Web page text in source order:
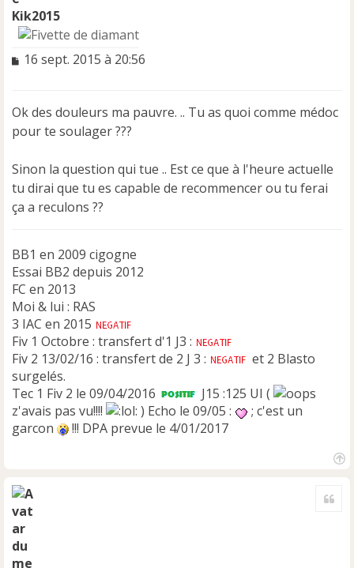
Kik2015
M
s
a
g
n
o
n
l
16 sept. 2015 à 20:56
Ok des douleurs ma pauvre. .. Tu as quoi comme médoc
pour te soulager ???
Sinon la question qui tue .. Est ce que à l'heure actuelle
tu dirai que tu es capable de recommencer ou tu ferai
ça a reculons ??
BB1 en 2009 cigogne
Essai BB2 depuis 2012
FC en 2013
Moi & lui : RAS
3 IAC en 2015
Fiv 1 Octobre : transfert d'1 J3 :
Fiv 2 13/02/16 : transfert de 2 J 3 :
et 2 Blasto
surgelés.
Tec 1 Fiv 2 le 09/04/2016
J15 :125 UI (
z'avais pas vu!!!!
) Echo le 09/05 :
; c'est un
garcon
!!! DPA prevue le 4/01/2017